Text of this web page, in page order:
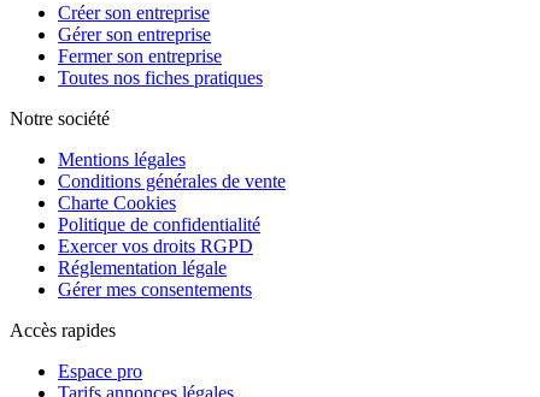
Créer son entreprise
Gérer son entreprise
Fermer son entreprise
Toutes nos fiches pratiques
Notre société
Mentions légales
Conditions générales de vente
Charte Cookies
Politique de confidentialité
Exercer vos droits RGPD
Réglementation légale
Gérer mes consentements
Accès rapides
Espace pro
Tarifs annonces légales